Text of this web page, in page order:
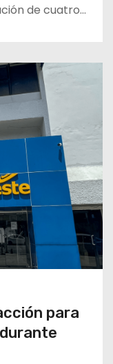
de cuatro…
para